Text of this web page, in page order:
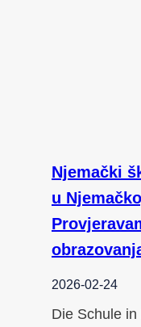
Njemački
u
2026-02-24
Die Schule in